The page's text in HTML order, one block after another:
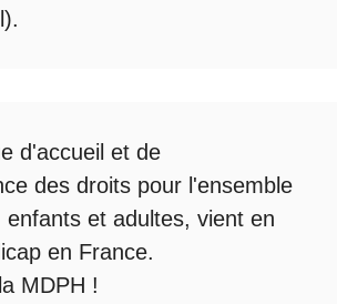
d'accueil et de
des droits pour l'ensemble
enfants et adultes, vient en
en France.
MDPH !